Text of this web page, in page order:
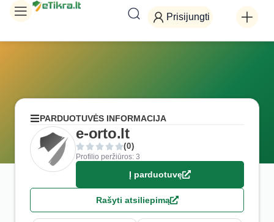
Prisijungti
PARDUOTUVĖS INFORMACIJA
e-orto.lt
(0)
Profilio peržiūros: 3
Į parduotuvę
Rašyti atsiliepimą